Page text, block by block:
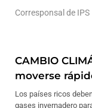
Corresponsal de IPS
CAMBIO
moverse
Los países ricos
gases invernadero